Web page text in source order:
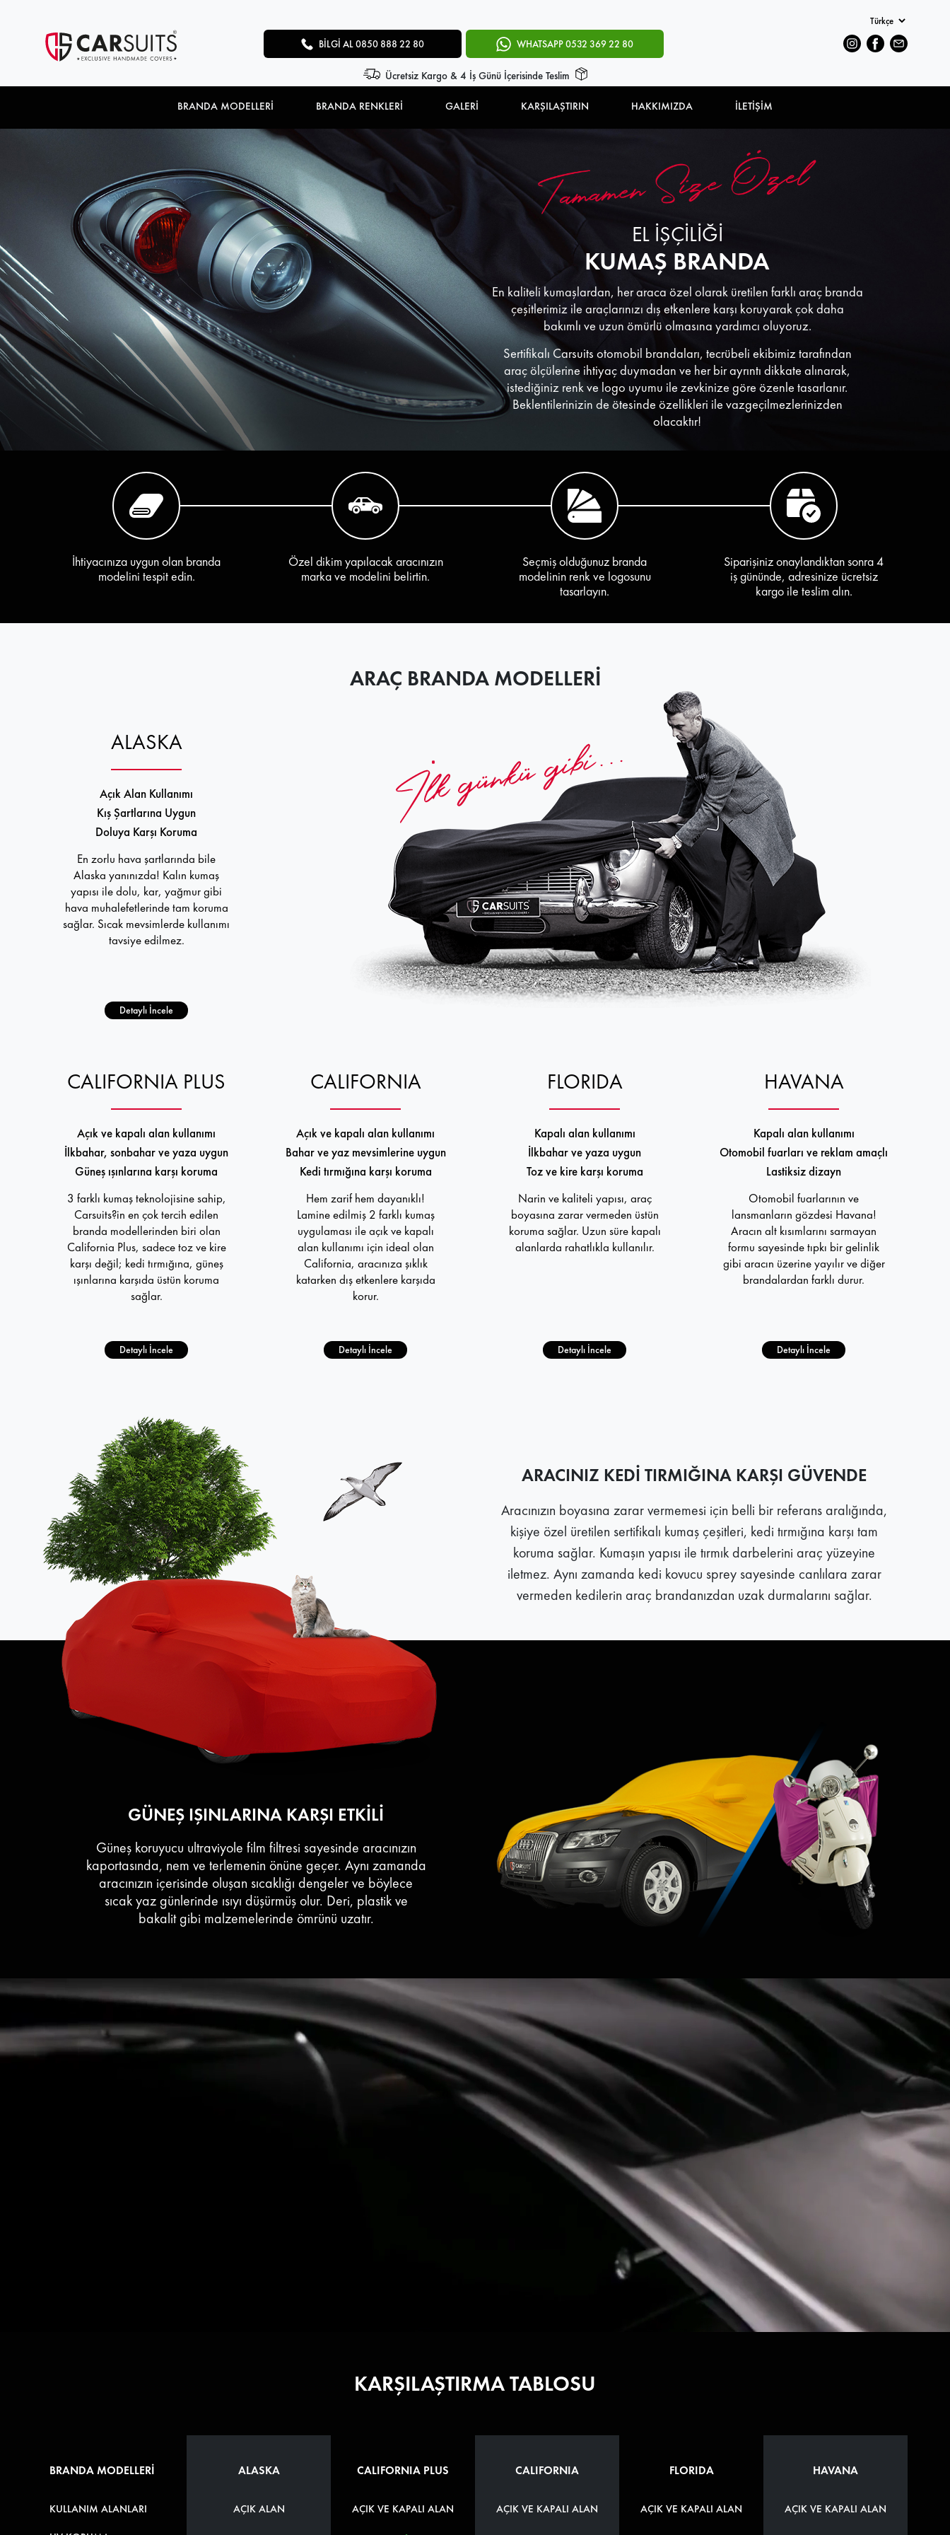
BİLGİ AL 0850 888 22 80 WHATSAPP 0532 369 22 80
Ücretsiz Kargo & 4 İş Günü İçerisinde Teslim
BRANDA MODELLERİ BRANDA RENKLERİ GALERİ KARŞILAŞTIRIN HAKKIMIZDA İLETİŞİM
EL İŞÇİLİĞİ
KUMAŞ BRANDA
En kaliteli kumaşlardan, her araca özel olarak üretilen farklı araç branda
çeşitlerimiz ile araçlarınızı dış etkenlere karşı koruyarak çok daha
bakımlı ve uzun ömürlü olmasına yardımcı oluyoruz.
Sertifikalı Carsuits otomobil brandaları, tecrübeli ekibimiz tarafından
araç ölçülerine ihtiyaç duymadan ve her bir ayrıntı dikkate alınarak,
istediğiniz renk ve logo uyumu ile zevkinize göre özenle tasarlanır.
Beklentilerinizin de ötesinde özellikleri ile vazgeçilmezlerinizden
olacaktır!
İhtiyacınıza uygun olan branda
modelini tespit edin.
Özel dikim yapılacak aracınızın
marka ve modelini belirtin.
Seçmiş olduğunuz branda
modelinin renk ve logosunu
tasarlayın.
Siparişiniz onaylandıktan sonra 4
iş gününde, adresinize ücretsiz
kargo ile teslim alın.
ALASKA
Açık Alan Kullanımı
Kış Şartlarına Uygun
Doluya Karşı Koruma
En zorlu hava şartlarında bile
Alaska yanınızda! Kalın kumaş
yapısı ile dolu, kar, yağmur gibi
hava muhalefetlerinde tam koruma
sağlar. Sıcak mevsimlerde kullanımı
tavsiye edilmez.
Detaylı İncele
ARAÇ BRANDA MODELLERİ
CALIFORNIA PLUS
Açık ve kapalı alan kullanımı
İlkbahar, sonbahar ve yaza uygun
Güneş ışınlarına karşı koruma
3 farklı kumaş teknolojisine sahip,
Carsuits?in en çok tercih edilen
branda modellerinden biri olan
California Plus, sadece toz ve kire
karşı değil; kedi tırmığına, güneş
ışınlarına karşıda üstün koruma
sağlar.
Detaylı İncele
CALIFORNIA
Açık ve kapalı alan kullanımı
Bahar ve yaz mevsimlerine uygun
Kedi tırmığına karşı koruma
Hem zarif hem dayanıklı!
Lamine edilmiş 2 farklı kumaş
uygulaması ile açık ve kapalı
alan kullanımı için ideal olan
California, aracınıza şıklık
katarken dış etkenlere karşıda
korur.
Detaylı İncele
FLORIDA
Kapalı alan kullanımı
İlkbahar ve yaza uygun
Toz ve kire karşı koruma
Narin ve kaliteli yapısı, araç
boyasına zarar vermeden üstün
koruma sağlar. Uzun süre kapalı
alanlarda rahatlıkla kullanılır.
Detaylı İncele
HAVANA
Kapalı alan kullanımı
Otomobil fuarları ve reklam amaçlı
Lastiksiz dizayn
Otomobil fuarlarının ve
lansmanların gözdesi Havana!
Aracın alt kısımlarını sarmayan
formu sayesinde tıpkı bir gelinlik
gibi aracın üzerine yayılır ve diğer
brandalardan farklı durur.
Detaylı İncele
ARACINIZ KEDİ TIRMIĞINA KARŞI GÜVENDE
Aracınızın boyasına zarar vermemesi için belli bir referans aralığında,
kişiye özel üretilen sertifikalı kumaş çeşitleri, kedi tırmığına karşı tam
koruma sağlar. Kumaşın yapısı ile tırmık darbelerini araç yüzeyine
iletmez. Aynı zamanda kedi kovucu sprey sayesinde canlılara zarar
vermeden kedilerin araç brandanızdan uzak durmalarını sağlar.
GÜNEŞ IŞINLARINA KARŞI ETKİLİ
Güneş koruyucu ultraviyole film filtresi sayesinde aracınızın
kaportasında, nem ve terlemenin önüne geçer. Aynı zamanda
aracınızın içerisinde oluşan sıcaklığı dengeler ve böylece
sıcak yaz günlerinde ısıyı düşürmüş olur. Deri, plastik ve
bakalit gibi malzemelerinde ömrünü uzatır.
KARŞILAŞTIRMA TABLOSU
BRANDA MODELLERİ
KULLANIM ALANLARI
ALASKA
AÇIK ALAN
CALIFORNIA PLUS
AÇIK VE KAPALI ALAN
CALIFORNIA
AÇIK VE KAPALI ALAN
FLORIDA
AÇIK VE KAPALI ALAN
HAVANA
AÇIK VE KAPALI ALAN